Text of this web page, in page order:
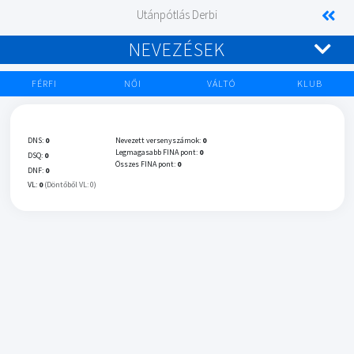
Utánpótlás Derbi
NEVEZÉSEK
FÉRFI NŐI VÁLTÓ KLUB
DNS: 0
DSQ: 0
DNF: 0
VL: 0 (Döntőből VL: 0)
Nevezett versenyszámok: 0
Legmagasabb FINA pont: 0
Összes FINA pont: 0